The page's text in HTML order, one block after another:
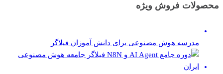
محصولات فروش ویژه
مدرسه هوش مصنوعی برای دانش آموزان فیلاگر